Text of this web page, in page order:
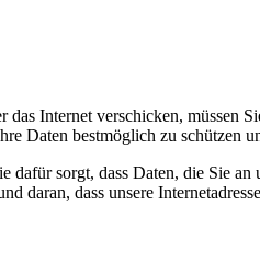
Internet verschicken, müssen
Daten bestmöglich zu schützen
sorgt, dass Daten, die Sie
daran, dass unsere